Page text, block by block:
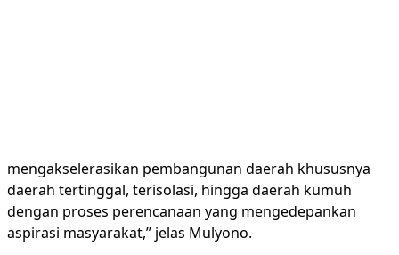
mengakselerasikan pembangunan daerah khususnya
daerah tertinggal, terisolasi, hingga daerah kumuh
dengan proses perencanaan yang mengedepankan
aspirasi masyarakat,” jelas Mulyono.